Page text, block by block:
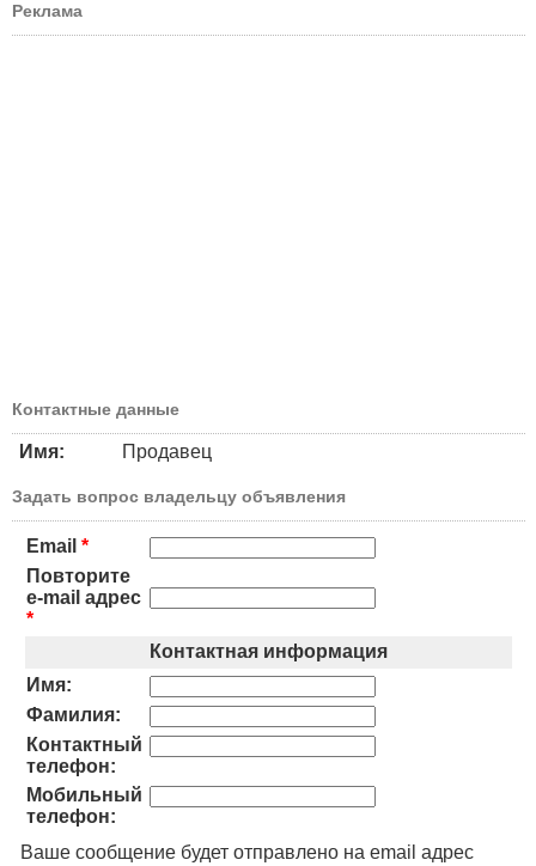
Реклама
Контактные данные
Имя: Продавец
Задать вопрос владельцу объявления
Email *
Повторите
e-mail адрес
*
Контактная информация
Имя:
Фамилия:
Контактный
телефон:
Мобильный
телефон:
Ваше сообщение будет отправлено на email адрес